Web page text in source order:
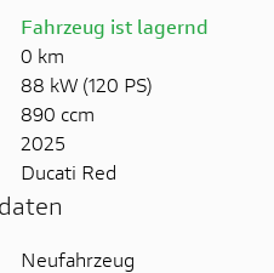
Fahrzeug ist lagernd
0 km
88 kW (120 PS)
890 ccm
2025
Ducati Red
Neufahrzeug